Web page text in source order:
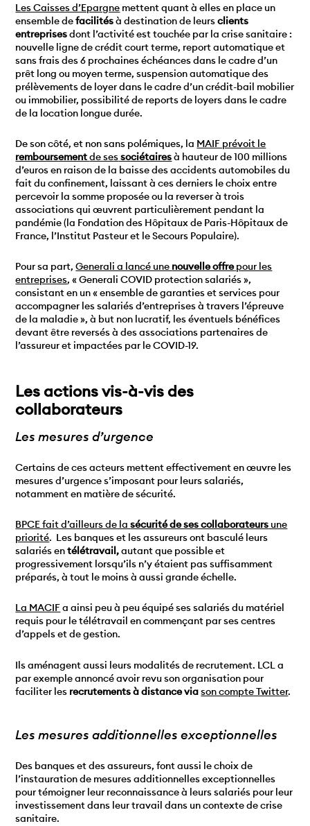
Les Caisses d’Epargne mettent quant à elles en place un
ensemble defacilitésà destination de leursclients
entreprisesdont l’activité est touchée par la crise sanitaire :
nouvelle ligne de crédit court terme, report automatique et
sans frais des 6 prochaines échéances dans le cadre d’un
prêt long ou moyen terme, suspension automatique des
prélèvements de loyer dans le cadre d’un crédit-bail mobilier
ou immobilier, possibilité de reports de loyers dans le cadre
de la location longue durée.
De son côté, et non sans polémiques, la MAIF prévoit le
remboursementde sessociétairesà hauteur de 100 millions
d’euros en raison de la baisse des accidents automobiles du
fait du confinement, laissant à ces derniers le choix entre
percevoir la somme proposée ou la reverser à trois
associations qui œuvrent particulièrement pendant la
pandémie (la Fondation des Hôpitaux de Paris-Hôpitaux de
France, l’Institut Pasteur et le Secours Populaire).
Pour sa part,Generali a lancé une nouvelle offrepour les
entreprises, « Generali COVID protection salariés »,
consistant en un « ensemble de garanties et services pour
accompagner les salariés d’entreprises à travers l’épreuve
de la maladie », à but non lucratif, les éventuels bénéfices
devant être reversés à des associations partenaires de
l’assureur et impactées par le COVID-19.
Les actions vis-à-vis des
collaborateurs
Les mesures d’urgence
Certains de ces acteurs mettent effectivement en œuvre les
mesures d’urgence s’imposant pour leurs salariés,
notamment en matière de sécurité.
BPCE fait d’ailleurs de lasécurité de ses collaborateurs une
priorité. Les banques et les assureurs ont basculé leurs
salariés entélétravail,autant que possible et
progressivement lorsqu’ils n’y étaient pas suffisamment
préparés, à tout le moins à aussi grande échelle.
La MACIFa ainsi peu à peu équipé ses salariés du matériel
requis pour le télétravail en commençant par ses centres
d’appels et de gestion.
Ils aménagent aussi leurs modalités de recrutement. LCL a
par exemple annoncé avoir revu son organisation pour
faciliter les recrutements à distance viason compte Twitter.
Les mesures additionnelles exceptionnelles
Des banques et des assureurs, font aussi le choix de
l’instauration de mesures additionnelles exceptionnelles
pour témoigner leur reconnaissance à leurs salariés pour leur
investissement dans leur travail dans un contexte de crise
sanitaire.